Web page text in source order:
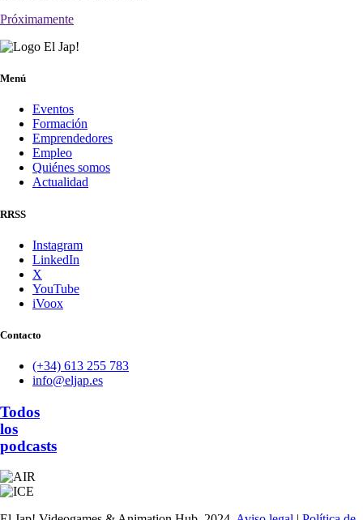
Próximamente
Menú
Eventos
Formación
Emprendedores
Empleo
Quiénes somos
Actualidad
RRSS
Instagram
LinkedIn
X
YouTube
iVoox
Contacto
(+34) 613 255 783
info@eljap.es
Todos
los
podcasts